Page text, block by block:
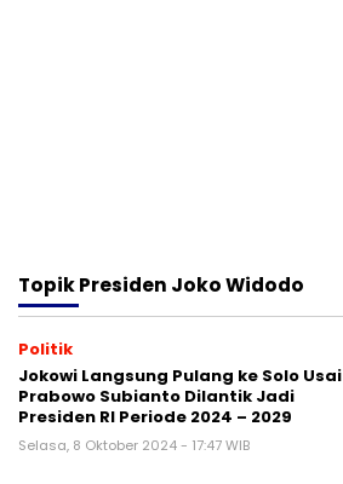
TopikPresiden Joko Widodo
Politik
Jokowi Langsung Pulang ke Solo Usai
Prabowo Subianto Dilantik Jadi
Presiden RI Periode 2024 – 2029
Selasa, 8 Oktober 2024 - 17:47 WIB